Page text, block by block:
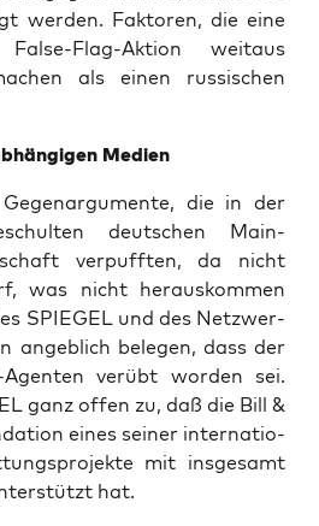
wer­den. Fak­to­ren, die eine
Fal­se-Flag-Akti­on weit­aus
als einen rus­si­schen
Medien
die in der
deut­schen Main­
ver­puff­ten, da nicht
was nicht her­aus­kom­men
SPIEGEL und des Netz­wer­
angeb­lich bele­gen, dass der
ver­übt wor­den sei.
ganz offen zu, daß die Bill &
eines sei­ner inter­na­tio­
mit ins­ge­samt
hat.